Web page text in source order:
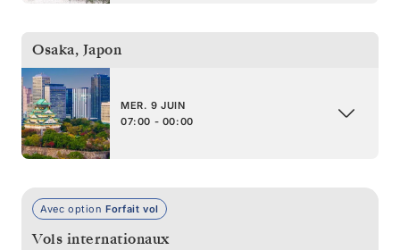
Osaka, Japon
MER. 9 JUIN
07:00 - 00:00
Avec option Forfait vol
Vols internationaux